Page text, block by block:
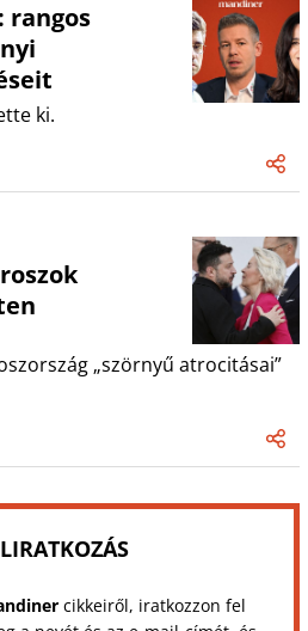
rangos
ki.
„szörnyű atrocitásai”
cikkeiről, iratkozzon fel